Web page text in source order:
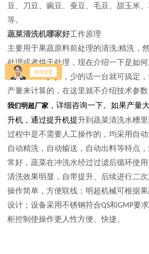
豆、刀豆、豌豆、蚕豆、毛豆、甜玉米
等。
蔬菜清洗机哪家好工作原理
主要用于果蔬原料前处理的清洗;精洗，
处理或者烘干处理，现在介绍一下是如
户的生产量多少，少的话一台就可搞定
产量来计算的，在这里就不介绍技术参
我们明超厂家 ，详细咨询一下。如果产量
升机，通过提升机提升到蔬菜清洗水槽
过程中是不需要人工操作的，均采用自动
自动精洗，自动输送，自动出料等特点
常好，蔬菜在冲洗水经过过滤后循环使用
清洗效果明显，自带提升、后续进行二次
操作简单，方便联线；明超机械可根据
设计；设备采用不锈钢符合QS和GMP要
柜控制使操作更人性方便、快捷。